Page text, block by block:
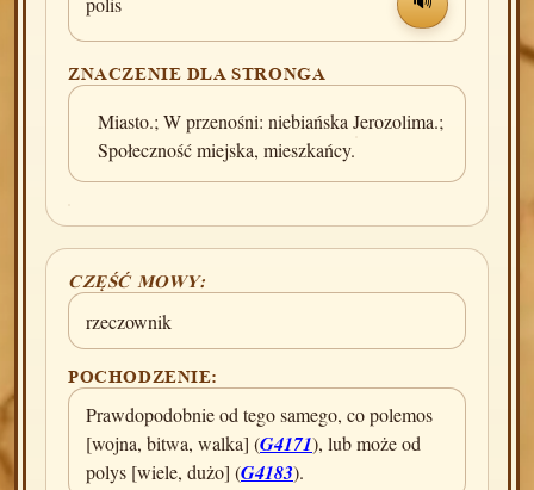
ZNACZENIE DLA STRONGA
Miasto.; W przenośni: niebiańska Jerozolima.;
Społeczność miejska, mieszkańcy.
CZĘŚĆ MOWY:
rzeczownik
POCHODZENIE:
Prawdopodobnie od tego samego, co polemos
[wojna, bitwa, walka] (G4171), lub może od
polys [wiele, dużo] (G4183).